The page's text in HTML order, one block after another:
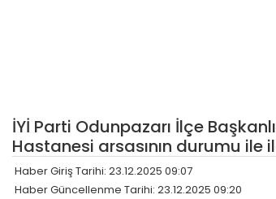
İYİ Parti Odunpazarı İlçe
Hastanesi arsasının durumu ile
Haber Giriş Tarihi: 23.12.2025 09:07
Haber Güncellenme Tarihi: 23.12.2025 09:20